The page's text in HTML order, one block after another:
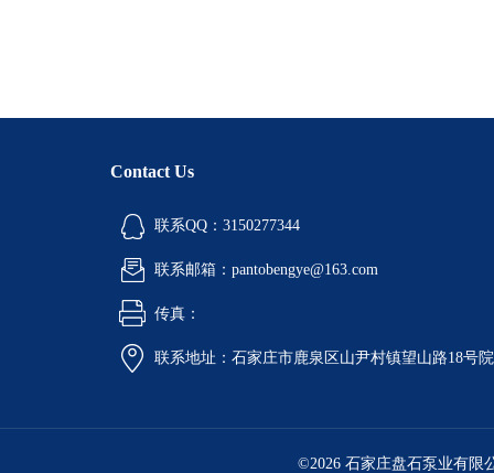
Contact Us
联系QQ：3150277344
联系邮箱：pantobengye@163.com
传真：
联系地址：石家庄市鹿泉区山尹村镇望山路18号
©2026 石家庄盘石泵业有限